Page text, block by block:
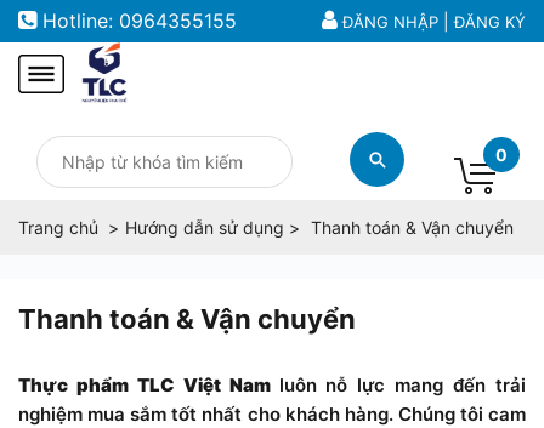
ĐĂNG NHẬP |ĐĂNG KÝ
Hotline: 0964355155
0
Trang chủ Hướng dẫn sử dụng Thanh toán & Vận chuyển
Thanh toán & Vận chuyển
Thực phẩm TLC Việt Nam luôn nỗ lực mang đến trải
nghiệm mua sắm tốt nhất cho khách hàng. Chúng tôi cam